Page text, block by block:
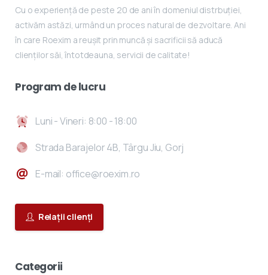
Cu o experiență de peste 20 de ani în domeniul distrbuției,
activăm astăzi, urmând un proces natural de dezvoltare. Ani
în care Roexim a reușit prin muncă și sacrificii să aducă
clienților săi, întotdeauna, servicii de calitate!
Program delucru
Luni - Vineri: 8:00 - 18:00
Strada Barajelor 4B, Târgu Jiu, Gorj
E-mail: office@roexim.ro
Relații clienți
Categorii